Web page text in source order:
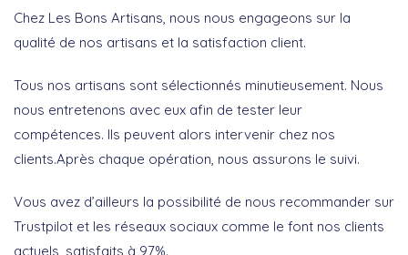
Chez Les Bons Artisans, nous nous engageons sur la
qualité de nos artisans et la satisfaction client.
Tous nos artisans sont sélectionnés minutieusement. Nous
nous entretenons avec eux afin de tester leur
compétences. Ils peuvent alors intervenir chez nos
clients.Après chaque opération, nous assurons le suivi.
Vous avez d’ailleurs la possibilité de nous recommander sur
Trustpilot et les réseaux sociaux comme le font nos clients
actuels, satisfaits à 97%.